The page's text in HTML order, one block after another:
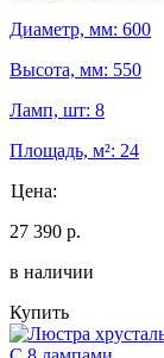
Диаметр, мм: 600
Высота, мм: 550
Ламп, шт: 8
Площадь, м²: 24
Цена:
27 390 р.
в наличии
Купить